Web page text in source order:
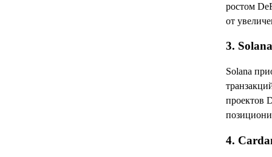
ростом
от
3.
Solana
проектов
4.